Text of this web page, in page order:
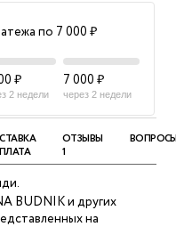
по 7 000 ₽
₽
2 недели
7 000 ₽
через 2 недели
ОТЗЫВЫ
1
BUDNIK и других
на